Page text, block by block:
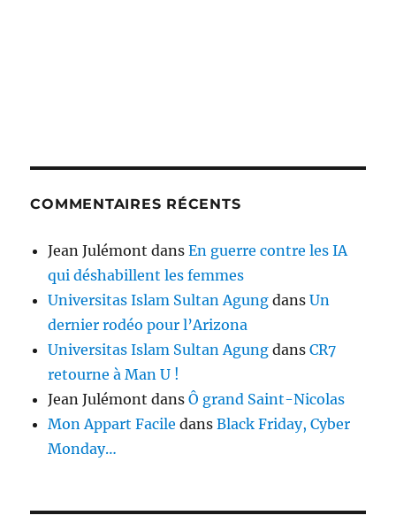
COMMENTAIRES RÉCENTS
Jean Julémont dansEn guerre contre les IA
qui déshabillent les femmes
Universitas Islam Sultan Agung dansUn
dernier rodéo pour l’Arizona
Universitas Islam Sultan Agung dansCR7
retourne à Man U !
Jean Julémont dansÔ grand Saint-Nicolas
Mon Appart Facile dansBlack Friday, Cyber
Monday…